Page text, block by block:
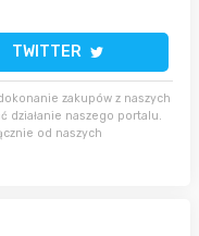
TWITTER
zakupów z naszych
działanie naszego portalu.
od naszych